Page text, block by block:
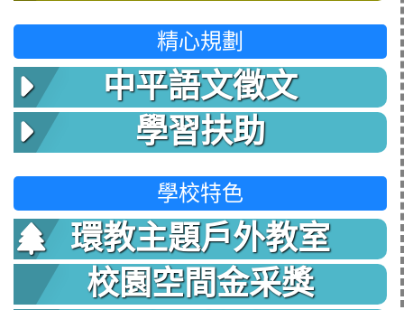
精心規劃
中平語文徵文
學習扶助
學校特色
環教主題戶外教室
校園空間金采獎